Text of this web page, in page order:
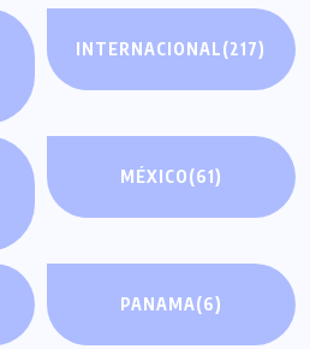
INTERNACIONAL(217)
MÉXICO(61)
PANAMA(6)